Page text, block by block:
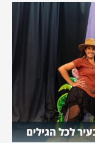
לכל הגילים